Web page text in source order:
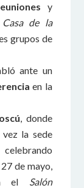
y
Casa de la
grupos de
ante un
en la
, donde
la sede
de mayo,
el Salón